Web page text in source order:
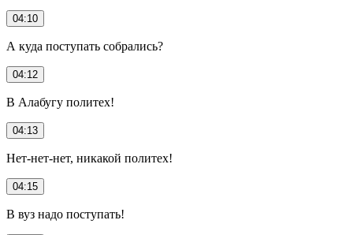
04:10
А куда поступать собрались?
04:12
В Алабугу политех!
04:13
Нет-нет-нет, никакой политех!
04:15
В вуз надо поступать!